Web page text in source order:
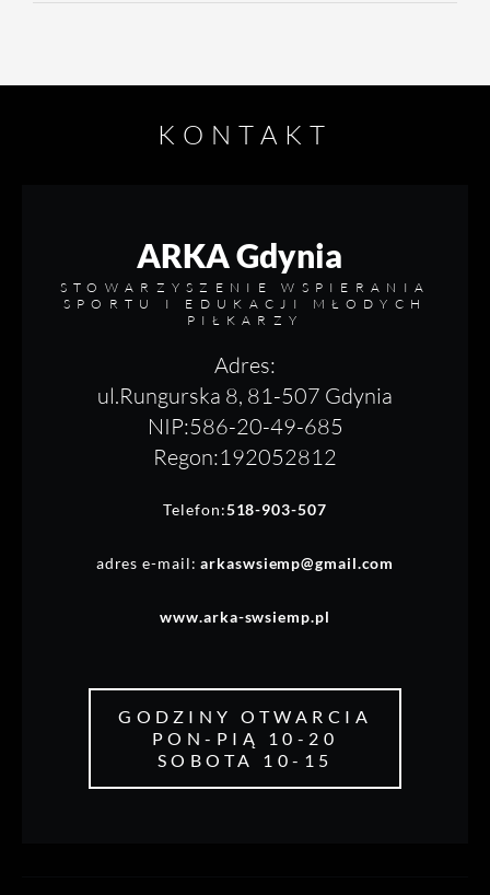
KONTAKT
ARKA Gdynia
STOWARZYSZENIE WSPIERANIA
SPORTU I EDUKACJI MŁODYCH
PIŁKARZY
Adres:
ul.Rungurska 8, 81-507 Gdynia
NIP:586-20-49-685
Regon:192052812
Telefon:518-903-507
adres e-mail:arkaswsiemp@gmail.com
www.arka-swsiemp.pl
GODZINY OTWARCIA
PON-PIĄ 10-20
SOBOTA 10-15